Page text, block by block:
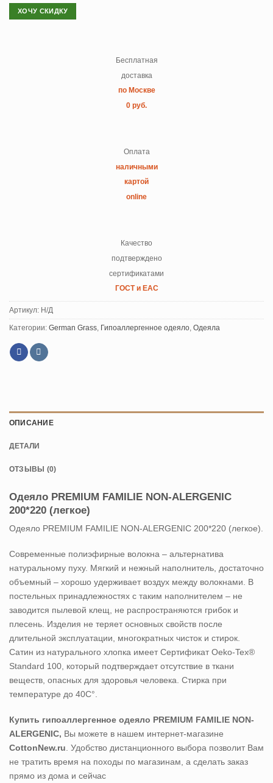
ХОЧУ СКИДКУ
Бесплатная
доставка
по Москве
0 руб.
Оплата
наличными
картой
online
Качество
подтверждено
сертификатами
ГОСТ и ЕАС
Артикул: Н/Д
Категории: German Grass Гипоаллергенное одеяло Одеяла
ОПИСАНИЕ
ДЕТАЛИ
ОТЗЫВЫ (0)
Одеяло PREMIUM FAMILIE NON-ALERGENIC
200*220 (легкое)
Одеяло PREMIUM FAMILIE NON-ALERGENIC 200*220 (легкое).
Современные полиэфирные волокна – альтернатива
натуральному пуху. Мягкий и нежный наполнитель, достаточно
объемный – хорошо удерживает воздух между волокнами. В
постельных принадлежностях с таким наполнителем – не
заводится пылевой клещ, не распространяются грибок и
плесень. Изделия не теряет основных свойств после
длительной эксплуатации, многократных чисток и стирок.
Сатин из натурального хлопка имеет Сертификат Oeko-Tex®
Standard 100, который подтверждает отсутствие в ткани
веществ, опасных для здоровья человека. Стирка при
температуре до 40С°.
Купить гипоаллергенное одеяло PREMIUM FAMILIE NON-
ALERGENIC, Вы можете в нашем интернет-магазине
CottonNew.ru . Удобство дистанционного выбора позволит Вам
не тратить время на походы по магазинам, а сделать заказ
прямо из дома и сейчас